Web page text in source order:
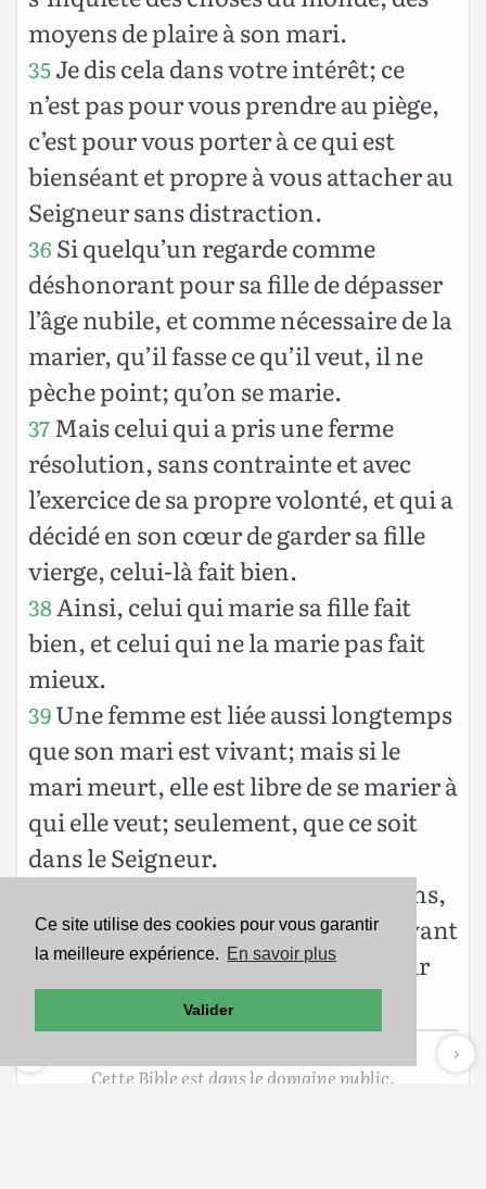
Ce site utilise des cookies pour vous garantir
la meilleure expérience. En savoir plus
Valider
moyens de plaire à son mari.
35Je dis cela dans votre intérêt; ce
n’est pas pour vous prendre au piège,
c’est pour vous porter à ce qui est
bienséant et propre à vous attacher au
Seigneur sans distraction.
36 Si quelqu’un regarde comme
déshonorant pour sa fille de dépasser
l’âge nubile, et comme nécessaire de la
marier, qu’il fasse ce qu’il veut, il ne
pèche point; qu’on se marie.
37Mais celui qui a pris une ferme
résolution, sans contrainte et avec
l’exercice de sa propre volonté, et qui a
décidé en son cœur de garder sa fille
vierge, celui-là fait bien.
38Ainsi, celui qui marie sa fille fait
bien, et celui qui ne la marie pas fait
mieux.
39Une femme est liée aussi longtemps
que son mari est vivant; mais si le
mari meurt, elle est libre de se marier à
qui elle veut; seulement, que ce soit
dans le Seigneur.
Elle est plus heureuse, néanmoins,
si elle demeure comme elle est, suivant
mon avis. Et moi aussi, je crois avoir
l’Esprit de Dieu.
Cette Bible est dans le domaine public.